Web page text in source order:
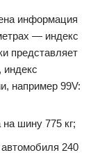
информация
— индекс
представляет
индекс
например 99V:
шину 775 кг;
240